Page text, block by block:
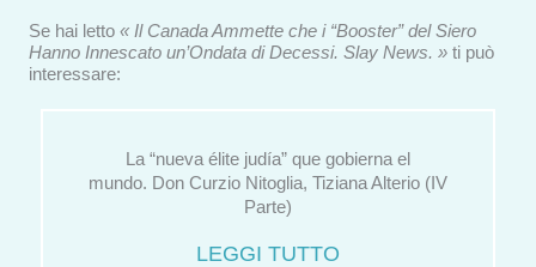
Se hai letto « Il Canada Ammette che i “Booster” del Siero
Hanno Innescato un’Ondata di Decessi. Slay News. » ti può
interessare:
La “nueva élite judía” que gobierna el
mundo. Don Curzio Nitoglia, Tiziana Alterio (IV
Parte)
LEGGI TUTTO